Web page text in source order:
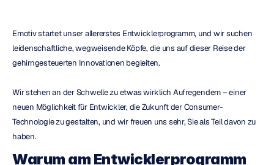
Emotiv startet unser allererstes Entwicklerprogramm, und wir suchen
leidenschaftliche, wegweisende Köpfe, die uns auf dieser Reise der
gehirngesteuerten Innovationen begleiten.
Wir stehen an der Schwelle zu etwas wirklich Aufregendem – einer
neuen Möglichkeit für Entwickler, die Zukunft der Consumer-
Technologie zu gestalten, und wir freuen uns sehr, Sie als Teil davon zu
haben.
Warum am Entwicklerprogramm